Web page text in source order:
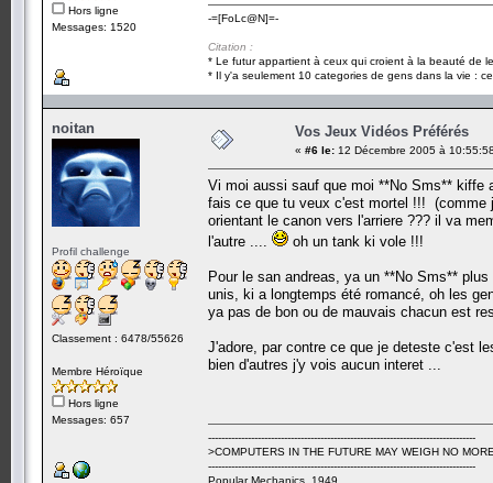
Hors ligne
Messages: 1520
-=[FoLc@N]=-
Citation :
* Le futur appartient à ceux qui croient à la beauté de
* Il y'a seulement 10 categories de gens dans la vie :
noitan
Profil challenge
Classement : 6478/55626
Membre Héroïque
Hors ligne
Messages: 657
Vos Jeux Vidéos Préférés
« #6 le: 12 Décembre 2005 à
Vi moi aussi sauf que moi **No Sms** kiffe
fais ce que tu veux c'est mortel !!! (comme
orientant le canon vers l'arriere ??? il va
l'autre ....
oh un tank ki vole !!!
Pour le san andreas, ya un **No Sms**
unis, ki a longtemps été romancé, oh les
ya pas de bon ou de mauvais chacun est
J'adore, par contre ce que je deteste c'est
bien d'autres j'y vois aucun interet ...
---------------------------------------------------------------------------------
>COMPUTERS IN THE FUTURE MAY WEIGH NO
---------------------------------------------------------------------------------
Popular Mechanics, 1949